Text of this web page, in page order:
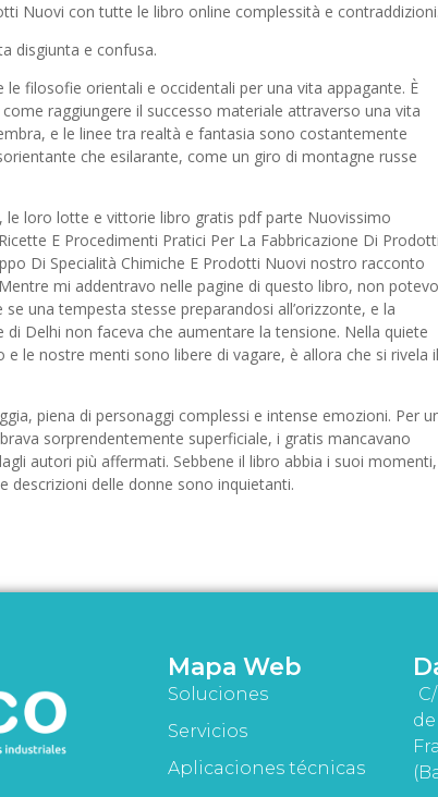
Nuovi con tutte le libro online complessità e contraddizioni.
disgiunta e confusa.
filosofie orientali e occidentali per una vita appagante. È
raggiungere il successo materiale attraverso una vita
e le linee tra realtà e fantasia sono costantemente
che esilarante, come un giro di montagne russe
loro lotte e vittorie libro gratis pdf parte Nuovissimo
E Procedimenti Pratici Per La Fabbricazione Di Prodotti
Di Specialità Chimiche E Prodotti Nuovi nostro racconto
mi addentravo nelle pagine di questo libro, non potevo
una tempesta stesse preparandosi all’orizzonte, e la
Delhi non faceva che aumentare la tensione. Nella quiete
le nostre menti sono libere di vagare, è allora che si rivela il
piena di personaggi complessi e intense emozioni. Per
sorprendentemente superficiale, i gratis mancavano
autori più affermati. Sebbene il libro abbia i suoi momenti,
descrizioni delle donne sono inquietanti.
Mapa Web
Soluciones
Servicios
Aplicaciones técnicas